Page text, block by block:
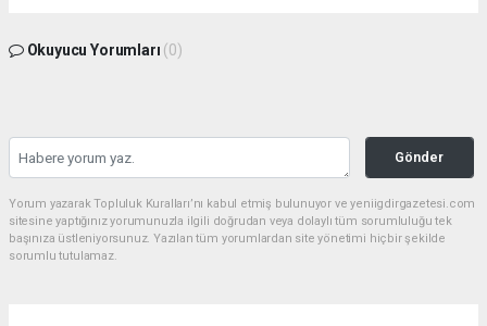
Okuyucu Yorumları (0)
Gönder
Yorum yazarak Topluluk Kuralları’nı kabul etmiş bulunuyor ve yeniigdirgazetesi.com
sitesine yaptığınız yorumunuzla ilgili doğrudan veya dolaylı tüm sorumluluğu tek
başınıza üstleniyorsunuz. Yazılan tüm yorumlardan site yönetimi hiçbir şekilde
sorumlu tutulamaz.